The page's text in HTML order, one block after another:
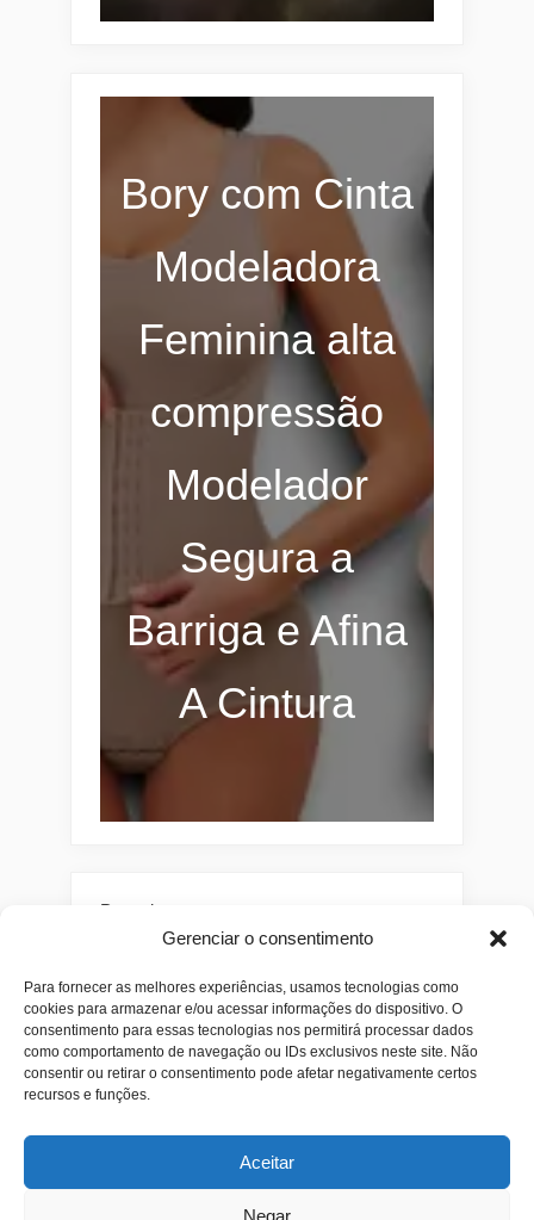
Gerenciar o consentimento
Para fornecer as melhores experiências, usamos tecnologias como
cookies para armazenar e/ou acessar informações do dispositivo. O
consentimento para essas tecnologias nos permitirá processar dados
como comportamento de navegação ou IDs exclusivos neste site. Não
consentir ou retirar o consentimento pode afetar negativamente certos
recursos e funções.
Aceitar
Negar
Bory com Cinta
Modeladora
Feminina alta
compressão
Modelador
Segura a
Barriga e Afina
A Cintura
Pesquisar
Combos